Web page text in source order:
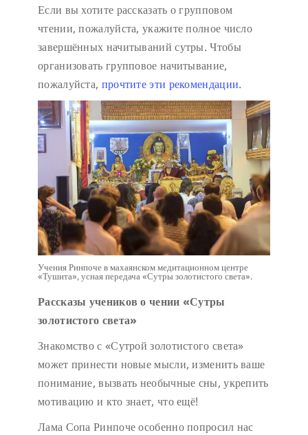
Если вы хотите рассказать о групповом
чтении, пожалуйста, укажите полное число
завершённых начитываний сутры. Чтобы
организовать групповое начитывание,
пожалуйста, прочтите эти рекомендации.
Учения Ринпоче в махаянском медитационном центре
«Тушита», усная передача «Сутры золотистого света».
Рассказы учеников о чении «Сутры
золотистого света»
Знакомство с «Сутрой золотистого света»
может принести новые мысли, изменить ваше
понимание, вызвать необычные сны, укрепить
мотивацию и кто знает, что ещё!
Лама Сопа Ринпоче особенно попросил нас